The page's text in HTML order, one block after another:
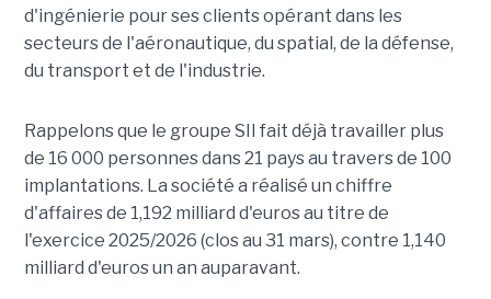
d'ingénierie pour ses clients opérant dans les
secteurs de l'aéronautique, du spatial, de la défense,
du transport et de l'industrie.
Rappelons que le groupe SII fait déjà travailler plus
de 16 000 personnes dans 21 pays au travers de 100
implantations. La société a réalisé un chiffre
d'affaires de 1,192 milliard d'euros au titre de
l'exercice 2025/2026 (clos au 31 mars), contre 1,140
milliard d'euros un an auparavant.